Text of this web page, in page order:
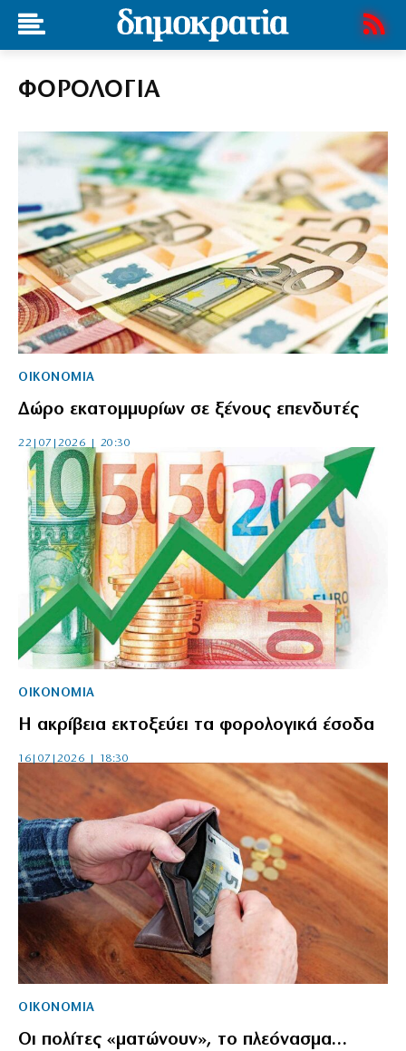
ΦΟΡΟΛΟΓΙΑ
ΟΙΚΟΝΟΜΙΑ
Δώρο εκατομμυρίων σε ξένους επενδυτές
22|07|2026 | 20:30
ΟΙΚΟΝΟΜΙΑ
Η ακρίβεια εκτοξεύει τα φορολογικά έσοδα
16|07|2026 | 18:30
ΟΙΚΟΝΟΜΙΑ
Οι πολίτες «ματώνουν», το πλεόνασμα…